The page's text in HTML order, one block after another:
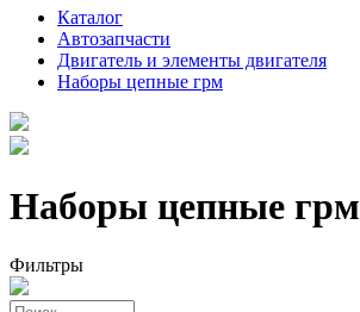
Каталог
Автозапчасти
Двигатель и элементы двигателя
Наборы цепные грм
Наборы цепные грм
Фильтры